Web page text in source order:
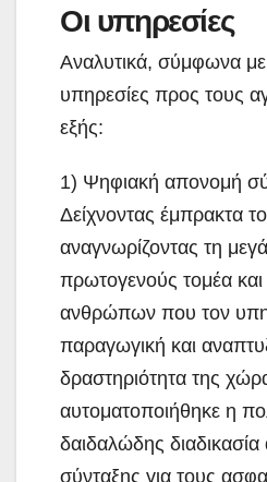
Οι υπηρεσίες
Αναλυτικά, σύμφωνα
υπηρεσίες προς τους
εξής:
1) Ψηφιακή απονομή
Δείχνοντας έμπρακτα
αναγνωρίζοντας τη
πρωτογενούς τομέα
ανθρώπων που τον
παραγωγική και
δραστηριότητα της
αυτοματοποιήθηκε η
δαιδαλώδης
σύνταξης για τους